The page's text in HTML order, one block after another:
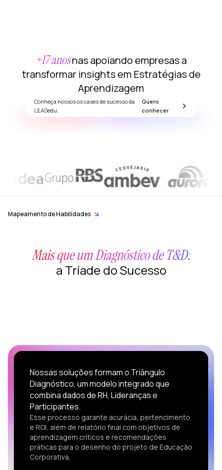
de
+17 anosnas apoiando empresas a
transformar insights em Estratégias de
Aprendizagem
Conheça nossos os cases de sucesso da
LEADedu.
Quero
conhecer
Mapeamento de Habilidades
Mais que um Diagnóstico de T&D:
a Tríade do Sucesso
Nossas soluções formam o Triângulo
Diagnóstico, um modelo integrado que
combina dados de RH, Lideranças e
Participantes.
Esse processo garante acurácia, pertencimento
e ROI, além de relatório final com objetivos de
aprendizagem críticos e recomendações
práticas para o desenho do projeto de Educação
Corporativa.